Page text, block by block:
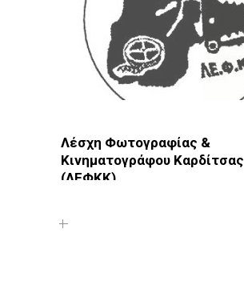
Λέσχη Φωτογραφίας &
Κινηματογράφου Καρδίτσας
(ΛΕΦΚΚ)